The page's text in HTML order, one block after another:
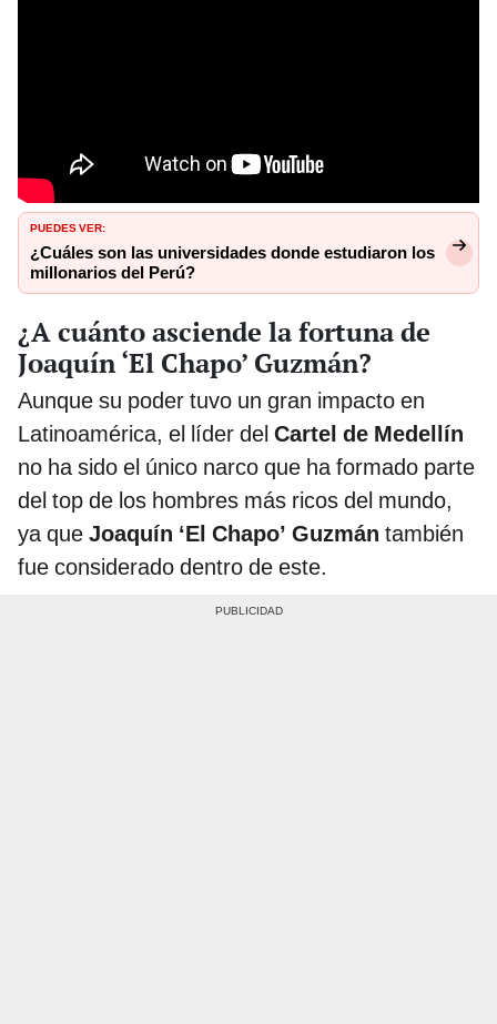
PUEDES VER:
¿Cuáles son las universidades donde estudiaron los
millonarios del Perú?
¿A cuánto asciende la fortuna de
Joaquín ‘El Chapo’ Guzmán?
Aunque su poder tuvo un gran impacto en
Latinoamérica, el líder del Cartel de Medellín
no ha sido el único narco que ha formado parte
del top de los hombres más ricos del mundo,
ya que Joaquín ‘El Chapo’ Guzmán también
fue considerado dentro de este.